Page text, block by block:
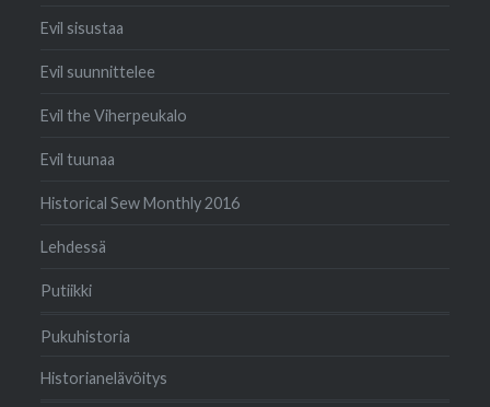
Evil sisustaa
Evil suunnittelee
Evil the Viherpeukalo
Evil tuunaa
Historical Sew Monthly 2016
Lehdessä
Putiikki
Pukuhistoria
Historianelävöitys